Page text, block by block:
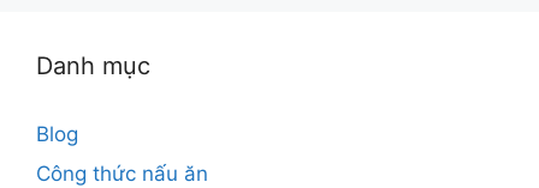
Danh mục
Blog
Công thức nấu ăn